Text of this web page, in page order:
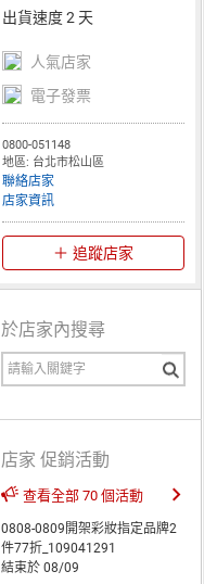
出貨速度 2 天
人氣店家
電子發票
0800-051148
地區: 台北市松山區
聯絡店家
店家資訊
追蹤店家
於店家內搜尋
店家 促銷活動
查看全部 70 個活動
0808-0809開架彩妝指定品牌2
件77折_109041291
結束於 08/09